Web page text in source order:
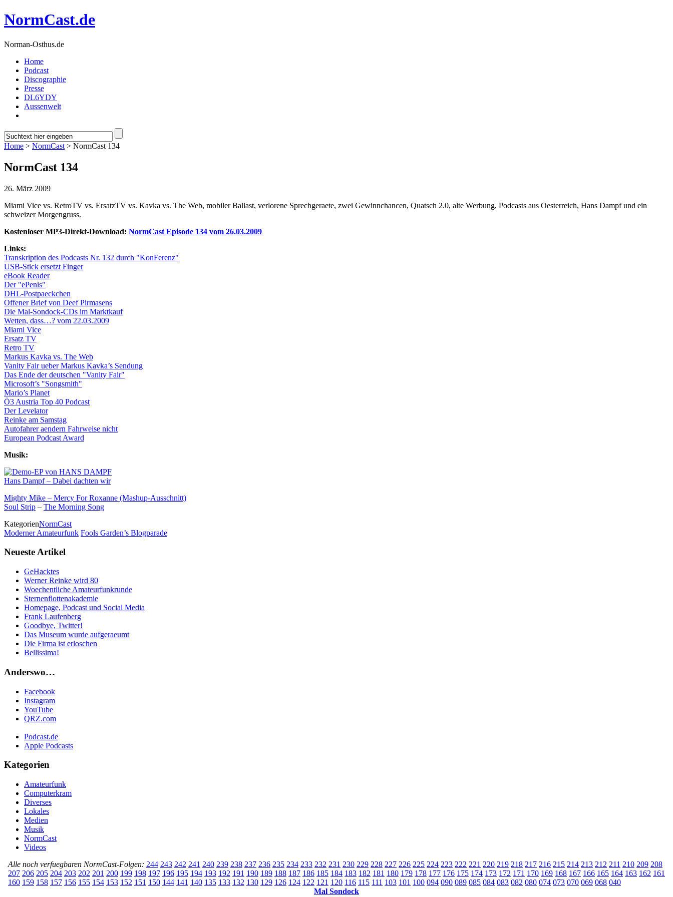
NormCast.de
Norman-Osthus.de
Home
Podcast
Discographie
Presse
DL6YDY
Aussenwelt
Home > NormCast > NormCast 134
NormCast 134
26. März 2009
Miami Vice vs. RetroTV vs. ErsatzTV vs. Kavka vs. The Web, mobiler Ballast, verlorene Sprechgeraete, zwei Gewinnchancen, Quatsch 2.0, alte Werbung, Podcasts aus Oesterreich, Hans Dampf und ein
schweizer Morgengruss.
Kostenloser MP3-Direkt-Download: NormCast Episode 134 vom 26.03.2009
Links:
Transkription des Podcasts Nr. 132 durch "KonFerenz"
USB-Stick ersetzt Finger
eBook Reader
Der "ePenis"
DHL-Postpaeckchen
Offener Brief von Deef Pirmasens
Die Mal-Sondock-CDs im Marktkauf
Wetten, dass…? vom 22.03.2009
Miami Vice
Ersatz TV
Retro TV
Markus Kavka vs. The Web
Vanity Fair ueber Markus Kavka’s Sendung
Das Ende der deutschen "Vanity Fair"
Microsoft’s "Songsmith"
Mario’s Planet
Ö3 Austria Top 40 Podcast
Der Levelator
Reinke am Samstag
Autofahrer aendern Fahrweise nicht
European Podcast Award
Musik:
Hans Dampf – Dabei dachten wir
Mighty Mike – Mercy For Roxanne (Mashup-Ausschnitt)
Soul Strip – The Morning Song
KategorienNormCast
Moderner Amateurfunk Fools Garden’s Blogparade
Neueste Artikel
GeHacktes
Werner Reinke wird 80
Woechentliche Amateurfunkrunde
Sternenflottenakademie
Homepage, Podcast und Social Media
Frank Laufenberg
Goodbye, Twitter!
Das Museum wurde aufgeraeumt
Die Firma ist erloschen
Bellissima!
Anderswo…
Facebook
Instagram
YouTube
QRZ.com
Podcast.de
Apple Podcasts
Kategorien
Amateurfunk
Computerkram
Diverses
Lokales
Medien
Musik
NormCast
Videos
Alle noch verfuegbaren NormCast-Folgen: 244 243 242 241 240 239 238 237 236 235 234 233 232 231 230 229 228 227 226 225 224 223 222 221 220 219 218 217 216 215 214 213 212 211 210 209 208
207 206 205 204 203 202 201 200 199 198 197 196 195 194 193 192 191 190 189 188 187 186 185 184 183 182 181 180 179 178 177 176 175 174 173 172 171 170 169 168 167 166 165 164 163 162 161
160 159 158 157 156 155 154 153 152 151 150 144 141 140 135 133 132 130 129 126 124 122 121 120 116 115 111 103 101 100 094 090 089 085 084 083 082 080 074 073 070 069 068 040
Mal Sondock